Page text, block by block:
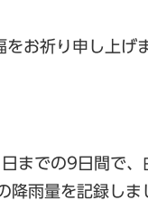
お祈り申し上げ
までの9日間で、
雨量を記録しま